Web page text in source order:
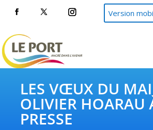
Version
LES VŒUX DU
OLIVIER HOARAU
PRESSE